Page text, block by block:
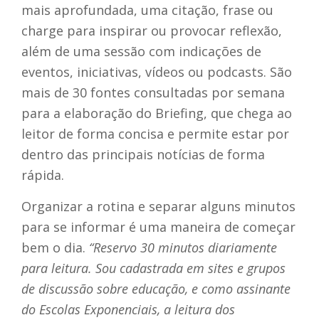
mais aprofundada, uma citação, frase ou
charge para inspirar ou provocar reflexão,
além de uma sessão com indicações de
eventos, iniciativas, vídeos ou podcasts. São
mais de 30 fontes consultadas por semana
para a elaboração do Briefing, que chega ao
leitor de forma concisa e permite estar por
dentro das principais notícias de forma
rápida.
Organizar a rotina e separar alguns minutos
para se informar é uma maneira de começar
bem o dia. “Reservo 30 minutos diariamente
para leitura. Sou cadastrada em sites e grupos
de discussão sobre educação, e como assinante
do Escolas Exponenciais, a leitura dos